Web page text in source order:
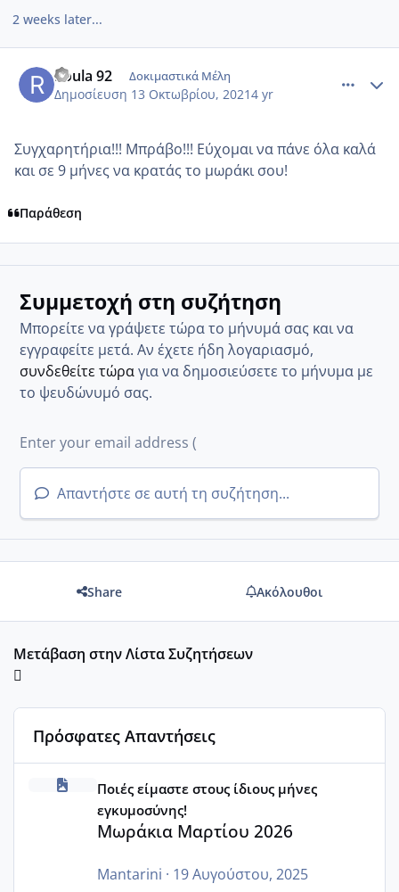
2 weeks later...
Roula 92 Δοκιμαστικά Μέλη
Δημοσίευση 13 Οκτωβρίου, 20214 yr
Συγχαρητήρια!!! Μπράβο!!! Εύχομαι να πάνε όλα καλά
και σε 9 μήνες να κρατάς το μωράκι σου!
Παράθεση
Συμμετοχή στη συζήτηση
Μπορείτε να γράψετε τώρα το μήνυμά σας και να
εγγραφείτε μετά. Αν έχετε ήδη λογαριασμό,
συνδεθείτε τώραγια να δημοσιεύσετε το μήνυμα με
το ψευδώνυμό σας.
Απαντήστε σε αυτή τη συζήτηση...
Share Ακόλουθοι
Μετάβαση στην Λίστα Συζητήσεων
Πρόσφατες Απαντήσεις
Μωράκια Μαρτίου 2026
Ποιές είμαστε στους ίδιους μήνες
εγκυμοσύνης!
Μωράκια Μαρτίου 2026
Mantarini · 19 Αυγούστου, 2025